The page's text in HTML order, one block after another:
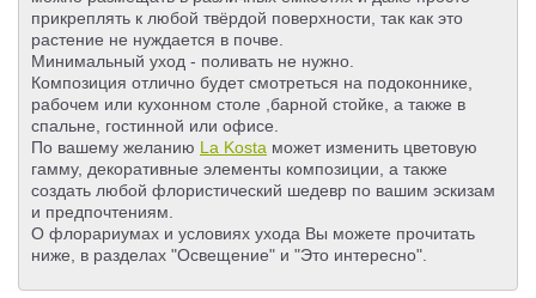
прикреплять к любой твёрдой поверхности, так как это
растение не нуждается в почве.
Минимальный уход - поливать не нужно.
Композиция отлично будет смотреться на подоконнике,
рабочем или кухонном столе ,барной стойке, а также в
спальне, гостинной или офисе.
По вашему желанию La Kosta может изменить цветовую
гамму, декоративные элементы композиции, а также
создать любой флористический шедевр по вашим эскизам
и предпочтениям.
О флорариумах и условиях ухода Вы можете прочитать
ниже, в разделах "Освещение" и "Это интересно".